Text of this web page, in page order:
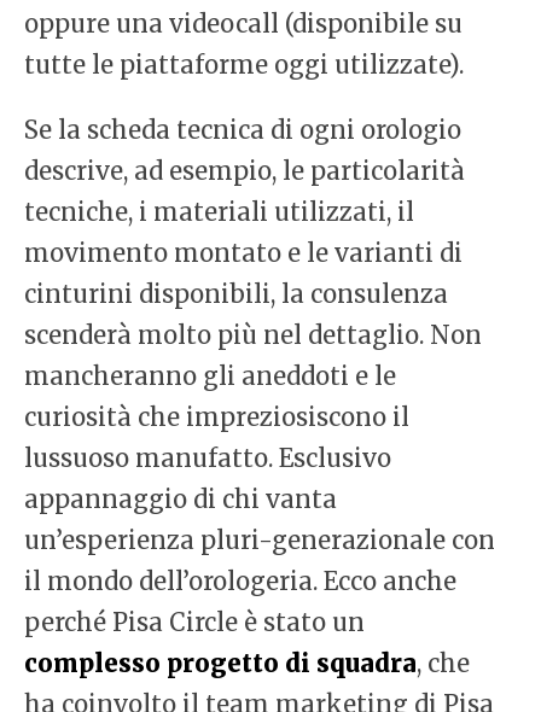
oppure una videocall (disponibile su
tutte le piattaforme oggi utilizzate).
Se la scheda tecnica di ogni orologio
descrive, ad esempio, le particolarità
tecniche, i materiali utilizzati, il
movimento montato e le varianti di
cinturini disponibili, la consulenza
scenderà molto più nel dettaglio. Non
mancheranno gli aneddoti e le
curiosità che impreziosiscono il
lussuoso manufatto. Esclusivo
appannaggio di chi vanta
un’esperienza pluri-generazionale con
il mondo dell’orologeria. Ecco anche
perché Pisa Circle è stato un
complesso progetto di squadra, che
ha coinvolto il team marketing di Pisa